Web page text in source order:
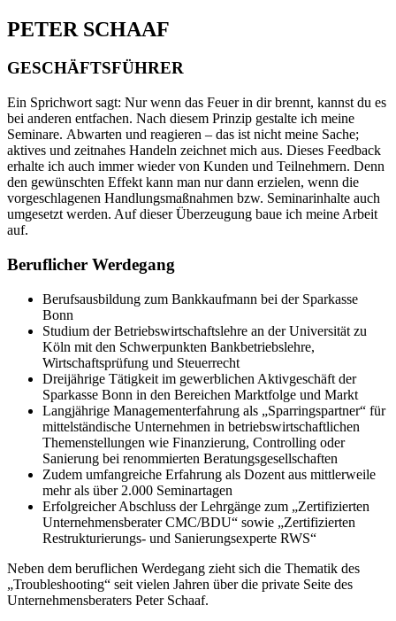
PETER SCHAAF
GESCHÄFTSFÜHRER
Ein Sprichwort sagt: Nur wenn das Feuer in dir brennt, kannst du es
bei anderen entfachen. Nach diesem Prinzip gestalte ich meine
Seminare. Abwarten und reagieren – das ist nicht meine Sache;
aktives und zeitnahes Handeln zeichnet mich aus. Dieses Feedback
erhalte ich auch immer wieder von Kunden und Teilnehmern. Denn
den gewünschten Effekt kann man nur dann erzielen, wenn die
vorgeschlagenen Handlungsmaßnahmen bzw. Seminarinhalte auch
umgesetzt werden. Auf dieser Überzeugung baue ich meine Arbeit
auf.
Beruflicher Werdegang
Berufsausbildung zum Bankkaufmann bei der Sparkasse
Bonn
Studium der Betriebswirtschaftslehre an der Universität zu
Köln mit den Schwerpunkten Bankbetriebslehre,
Wirtschaftsprüfung und Steuerrecht
Dreijährige Tätigkeit im gewerblichen Aktivgeschäft der
Sparkasse Bonn in den Bereichen Marktfolge und Markt
Langjährige Managementerfahrung als „Sparringspartner“ für
mittelständische Unternehmen in betriebswirtschaftlichen
Themenstellungen wie Finanzierung, Controlling oder
Sanierung bei renommierten Beratungsgesellschaften
Zudem umfangreiche Erfahrung als Dozent aus mittlerweile
mehr als über 2.000 Seminartagen
Erfolgreicher Abschluss der Lehrgänge zum „Zertifizierten
Unternehmensberater CMC/BDU“ sowie „Zertifizierten
Restrukturierungs- und Sanierungsexperte RWS“
Neben dem beruflichen Werdegang zieht sich die Thematik des
„Troubleshooting“ seit vielen Jahren über die private Seite des
Unternehmensberaters Peter Schaaf.